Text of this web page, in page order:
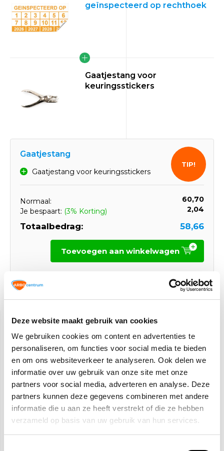
Deze website maakt gebruik van cookies
We gebruiken cookies om content en advertenties te
personaliseren, om functies voor social media te bieden
en om ons websiteverkeer te analyseren. Ook delen we
informatie over uw gebruik van onze site met onze
partners voor social media, adverteren en analyse. Deze
partners kunnen deze gegevens combineren met andere
informatie die u aan ze heeft verstrekt of die ze hebben
verzameld op basis van uw gebruik van hun services.
geïnspecteerd op rechthoek
Gaatjestang voor
keuringsstickers
Gaatjestang
Gaatjestang voor keuringsstickers
Normaal:
60,70
Je bespaart: (3% Korting) 2,04
Totaalbedrag: 58,66
TIP!
Toevoegen aan winkelwagen
Gerelateerde producten
EazyPAT NEN 3140
tester
453,90
SafetyPAT NEN 3140
tester
2.014,50